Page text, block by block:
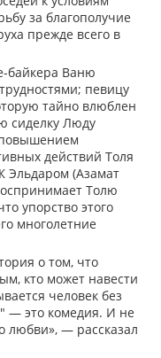
за благополучие
прежде всего в
байкера Ваню
певицу
тайно влюблен
сиделку Люду
действий Толя
Эльдаром (Азамат
Толю
упорство этого
многолетние
о том, что
кто может навести
человек без
— это комедия. И не
любви», — рассказал